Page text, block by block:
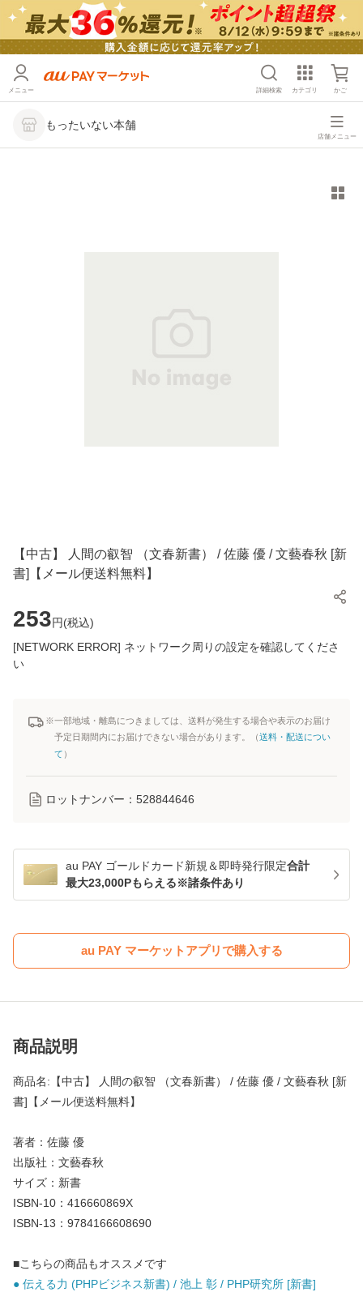
メニュー 詳細検索 カテゴリ かご
もったいない本舗
店舗メニュー
【中古】 人間の叡智 （文春新書） / 佐藤 優 / 文藝春秋 [新
書]【メール便送料無料】
253円(税込)
[NETWORK ERROR] ネットワーク周りの設定を確認してくださ
い
※一部地域・離島につきましては、送料が発生する場合や表示のお届け
予定日期間内にお届けできない場合があります。（送料・配送につい
て ）
ロットナンバー： 528844646
au PAY ゴールドカード新規＆即時発行限定合計
最大23,000Pもらえる※諸条件あり
au PAY マーケットアプリで購入する
商品説明
商品名:【中古】 人間の叡智 （文春新書） / 佐藤 優 / 文藝春秋 [新
書]【メール便送料無料】
著者：佐藤 優
出版社：文藝春秋
サイズ：新書
ISBN-10：416660869X
ISBN-13：9784166608690
■こちらの商品もオススメです
● 伝える力 (PHPビジネス新書) / 池上 彰 / PHP研究所 [新書]